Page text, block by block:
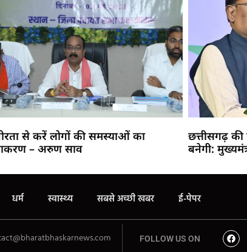
से करें लोगों की समस्याओं का
– अरुण साव
छत्तीसगढ़
बनेगी:
धर्म स्वास्थ्य सबसे अच्छी खबर ई-पेपर
FOLLOW US ON